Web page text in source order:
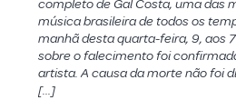
completo de Gal Costa, uma das
música brasileira de todos os
manhã desta quarta-feira, 9, aos
sobre o falecimento foi
artista. A causa da morte não foi
[…]